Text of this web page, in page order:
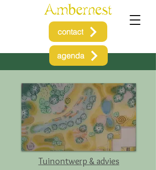
contact
agenda
Tuinontwerp & advies